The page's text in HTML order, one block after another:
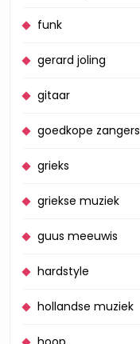
funk
gerard joling
gitaar
goedkope zangers
grieks
griekse muziek
guus meeuwis
hardstyle
hollandse muziek